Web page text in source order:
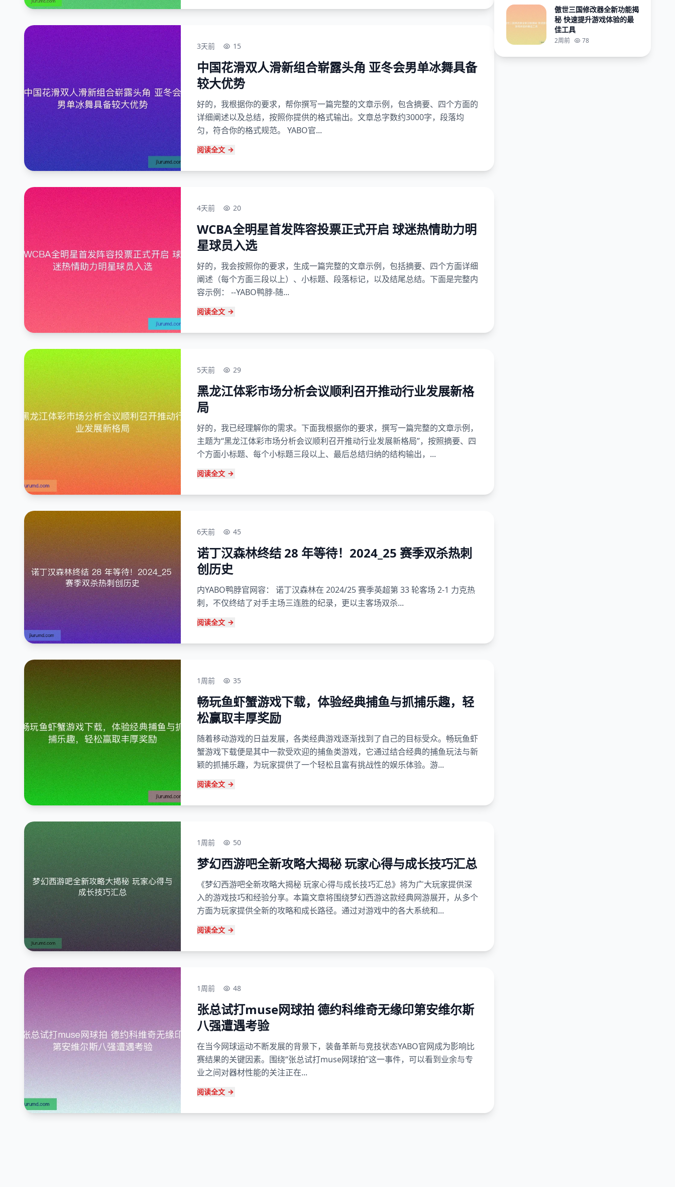
3天前 15
中国花滑双人滑新组合崭露头角 亚冬会男单冰舞具备
较大优势
好的，我根据你的要求，帮你撰写一篇完整的文章示例，包含摘要、四个方面的
详细阐述以及总结，按照你提供的格式输出。文章总字数约3000字，段落均
匀，符合你的格式规范。 YABO官...
阅读全文
4天前 20
WCBA全明星首发阵容投票正式开启 球迷热情助力明
星球员入选
好的，我会按照你的要求，生成一篇完整的文章示例，包括摘要、四个方面详细
阐述（每个方面三段以上）、小标题、段落标记，以及结尾总结。下面是完整内
容示例： --YABO鸭脖-随...
阅读全文
5天前 29
黑龙江体彩市场分析会议顺利召开推动行业发展新格
局
好的，我已经理解你的需求。下面我根据你的要求，撰写一篇完整的文章示例，
主题为“黑龙江体彩市场分析会议顺利召开推动行业发展新格局”，按照摘要、四
个方面小标题、每个小标题三段以上、最后总结归纳的结构输出，...
阅读全文
6天前 45
诺丁汉森林终结 28 年等待！2024_25 赛季双杀热刺
创历史
内YABO鸭脖官网容： 诺丁汉森林在 2024/25 赛季英超第 33 轮客场 2-1 力克热
刺，不仅终结了对手主场三连胜的纪录，更以主客场双杀...
阅读全文
1周前 35
畅玩鱼虾蟹游戏下载，体验经典捕鱼与抓捕乐趣，轻
松赢取丰厚奖励
随着移动游戏的日益发展，各类经典游戏逐渐找到了自己的目标受众。畅玩鱼虾
蟹游戏下载便是其中一款受欢迎的捕鱼类游戏，它通过结合经典的捕鱼玩法与新
颖的抓捕乐趣，为玩家提供了一个轻松且富有挑战性的娱乐体验。游...
阅读全文
1周前 50
梦幻西游吧全新攻略大揭秘 玩家心得与成长技巧汇总
《梦幻西游吧全新攻略大揭秘 玩家心得与成长技巧汇总》将为广大玩家提供深
入的游戏技巧和经验分享。本篇文章将围绕梦幻西游这款经典网游展开，从多个
方面为玩家提供全新的攻略和成长路径。通过对游戏中的各大系统和...
阅读全文
1周前 48
张总试打muse网球拍 德约科维奇无缘印第安维尔斯
八强遭遇考验
在当今网球运动不断发展的背景下，装备革新与竞技状态YABO官网成为影响比
赛结果的关键因素。围绕“张总试打muse网球拍”这一事件，可以看到业余与专
业之间对器材性能的关注正在...
阅读全文
傲世三国修改器全新功能揭
秘 快速提升游戏体验的最
佳工具
2周前 78